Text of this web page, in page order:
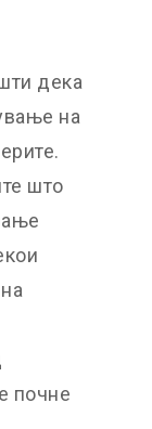
дека
на
што
почне